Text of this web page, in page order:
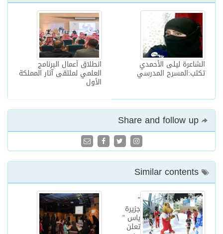
انطلاق أعمال البرنامج
العلمي لملتقى آثار المملكة
الأول
الشاعرة ليلى الأحمدي
تكتب:المسرح المدرسي
”
جزيرة
ياس ”
تعلن